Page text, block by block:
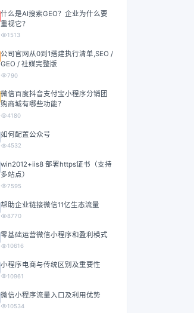
什么是AI搜索GEO？企业为什么要
重视它？
1513
公司官网从0到1搭建执行清单,SEO /
GEO / 社媒完整版
790
微信百度抖音支付宝小程序分销团
购商城有哪些功能？
4180
如何配置公众号
4532
win2012+iis8 部署https证书（支持
多站点）
7595
帮助企业链接微信11亿生态流量
8770
零基础运营微信小程序和盈利模式
10616
小程序电商与传统区别及重要性
10961
微信小程序流量入口及利用优势
10534